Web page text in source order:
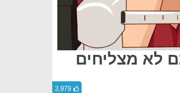
לא מצליחים
3,979